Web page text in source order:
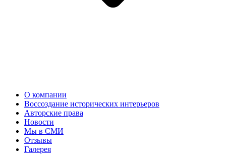
О компании
Воссоздание исторических интерьеров
Авторские права
Новости
Мы в СМИ
Отзывы
Галерея